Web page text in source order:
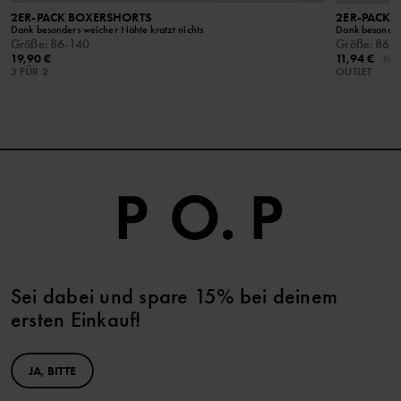
2ER-PACK BOXERSHORTS
Dank besonders weicher Nähte kratzt nichts
Größe: 86-140
19,90 €
3 FÜR 2
2ER-PACK
Dank
Größe: 86-
11,94 €
OUTLET
Sei dabei und spare 15% bei deinem
ersten Einkauf!
JA, BITTE